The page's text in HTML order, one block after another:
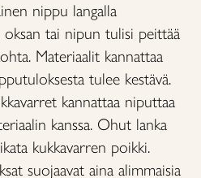
nippu langalla
oksan tai nipun tulisi peittää
Materiaalit kannattaa
tulee kestävä.
kannattaa niputtaa
kanssa. Ohut lanka
kukkavarren poikki.
suojaavat aina alimmaisia